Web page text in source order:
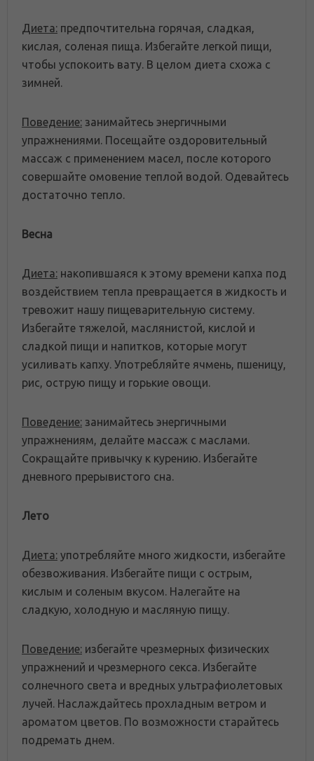
Диета: предпочтительна горячая, сладкая,
кислая, соленая пища. Избегайте легкой пищи,
чтобы успокоить вату. В целом диета схожа с
зимней.
Поведение: занимайтесь энергичными
упражнениями. Посещайте оздоровительный
массаж с применением масел, после которого
совершайте омовение теплой водой. Одевайтесь
достаточно тепло.
Весна
Диета: накопившаяся к этому времени капха под
воздействием тепла превращается в жидкость и
тревожит нашу пищеварительную систему.
Избегайте тяжелой, маслянистой, кислой и
сладкой пищи и напитков, которые могут
усиливать капху. Употребляйте ячмень, пшеницу,
рис, острую пищу и горькие овощи.
Поведение: занимайтесь энергичными
упражнениям, делайте массаж с маслами.
Сокращайте привычку к курению. Избегайте
дневного прерывистого сна.
Лето
Диета: употребляйте много жидкости, избегайте
обезвоживания. Избегайте пищи с острым,
кислым и соленым вкусом. Налегайте на
сладкую, холодную и масляную пищу.
Поведение: избегайте чрезмерных физических
упражнений и чрезмерного секса. Избегайте
солнечного света и вредных ультрафиолетовых
лучей. Наслаждайтесь прохладным ветром и
ароматом цветов. По возможности старайтесь
подремать днем.